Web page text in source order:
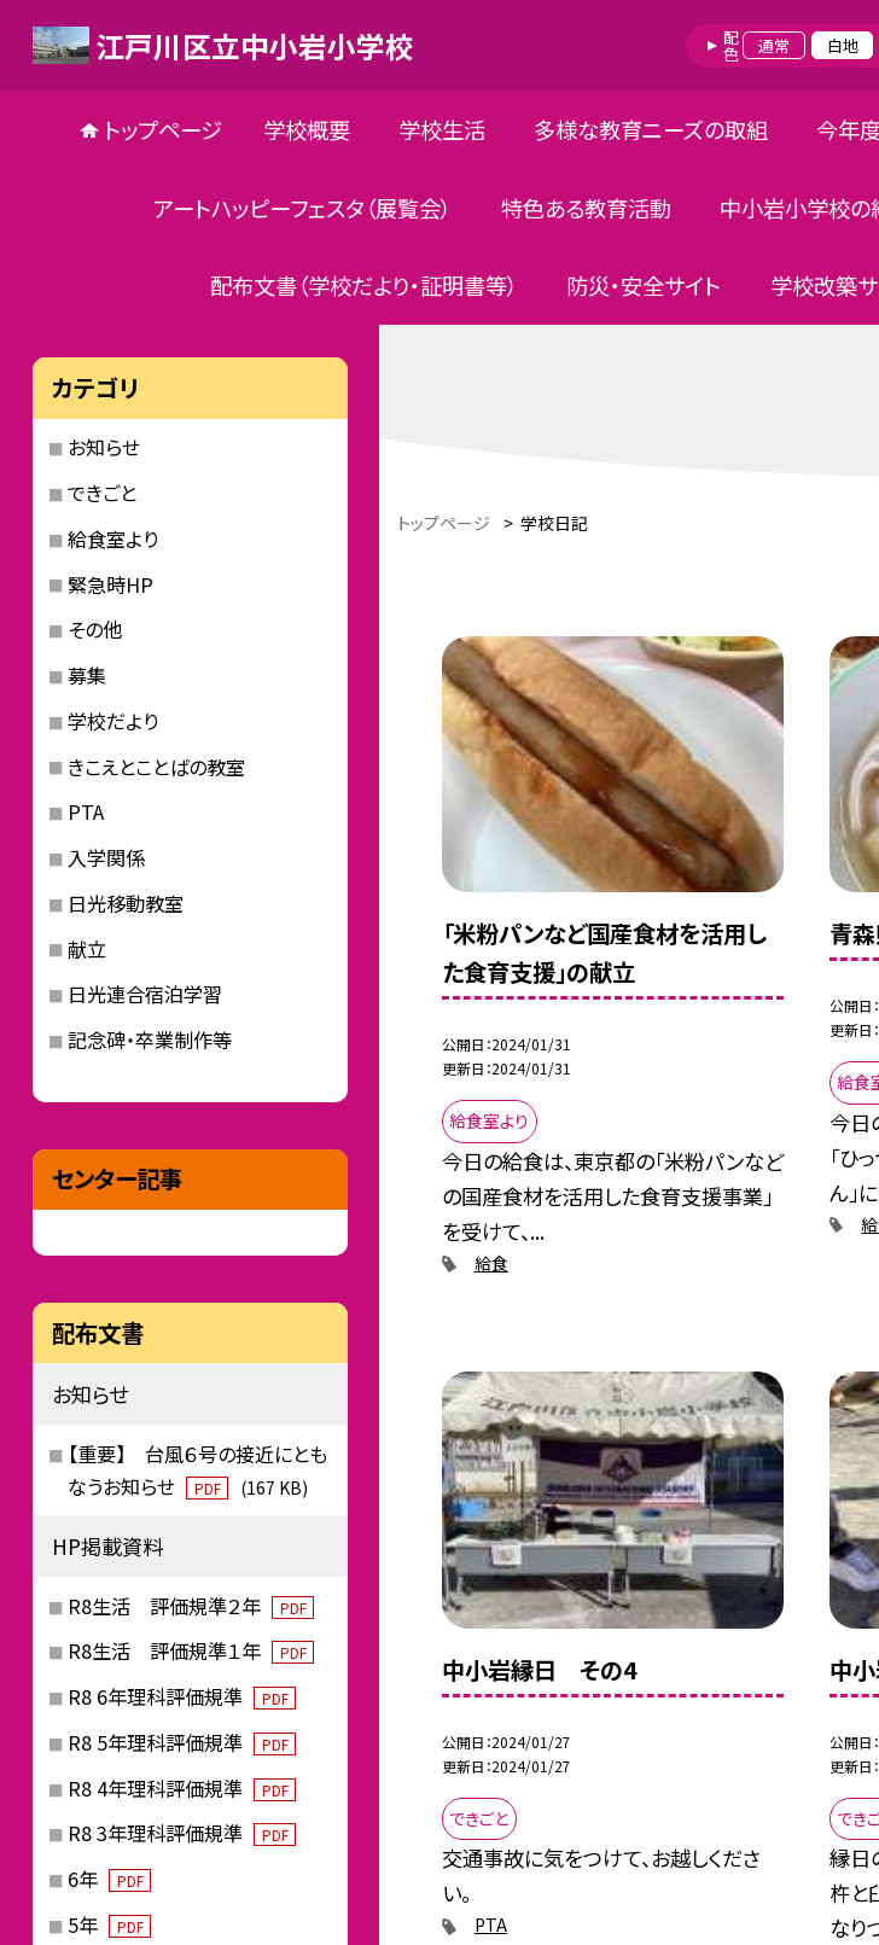
江戸川区立中小岩小学校 配色 通常 白地
トップページ 学校概要 学校生活 多様な教育ニーズの取組 今年
アートハッピーフェスタ（展覧会） 特色ある教育活動 中小岩小学校の
配布文書（学校だより・証明書等） 防災・安全サイト 学校改築サ
トップページ > 学校日記
「米粉パンなど国産食材を活用し
た食育支援」の献立
公開日 2024/01/31
更新日 2024/01/31
給食室より
今日の給食は、東京都の「米粉パンなど
の国産食材を活用した食育支援事業」
を受けて、...
給食
青森
公開日
更新日
給食
今日
「ひ
ん」
中小岩縁日 その4
公開日 2024/01/27
更新日 2024/01/27
できごと
交通事故に気をつけて、お越しくださ
い。
PTA
中
公開日
更新日
でき
縁日
杵と
なり
カテゴリ
お知らせ
できごと
給食室より
緊急時HP
その他
募集
学校だより
きこえとことばの教室
PTA
入学関係
日光移動教室
献立
日光連合宿泊学習
記念碑・卒業制作等
センター記事
配布文書
お知らせ
【重要】 台風６号の接近にとも
なうお知らせ
PDF (167 KB)
HP掲載資料
R8生活 評価規準２年 PDF
R8生活 評価規準１年 PDF
R8 6年理科評価規準 PDF
R8 5年理科評価規準 PDF
R8 4年理科評価規準 PDF
R8 3年理科評価規準 PDF
6年 PDF
5年 PDF